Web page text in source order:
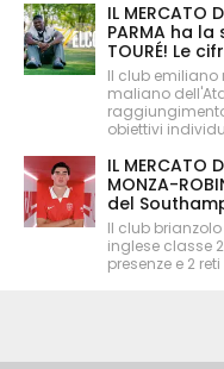
IL MERCATO
PARMA ha
TOURÉ! Le
Il club
maliano
obiettivi
IL MERCATO
MONZA-
del
Il club
inglese classe
presenze e 2